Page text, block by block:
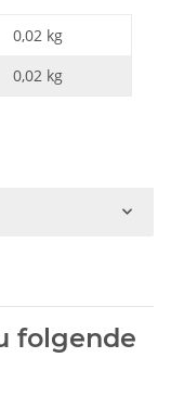
0,02 kg
0,02 kg
folgende